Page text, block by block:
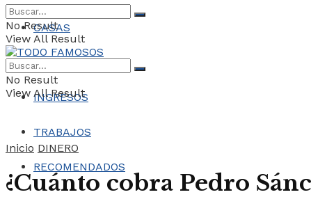
CASAS
COCHES
INGRESOS
TRABAJOS
RECOMENDADOS
No Result
View All Result
No Result
View All Result
Inicio DINERO
¿Cuánto cobra Pedro